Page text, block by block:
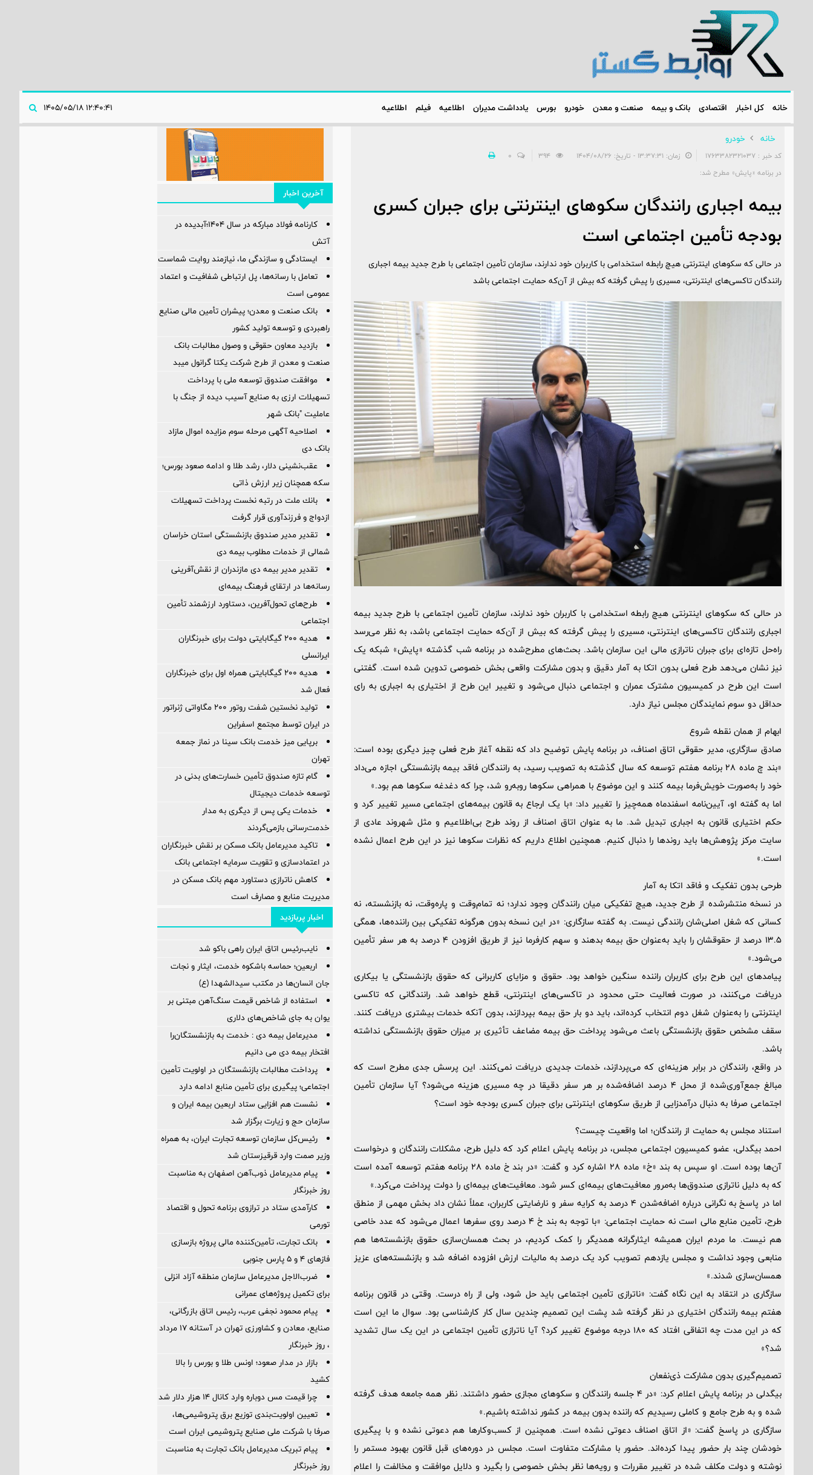
خانه کل اخبار اقتصادی بانک و بیمه صنعت و معدن خودرو بورس یادداشت مدیران اطلاعیه‌ فیلم اطلاعیه‌
خانه خودرو
کد خبر : 1763382321037 زمان: ۱۳:۳۷:۳۱ - تاریخ: ۱۴۰۴/۰۸/۲۶
0
در برنامه «پایش» مطرح شد:
بیمه اجباری رانندگان سکوهای اینترنتی برای جبران کسری
بودجه تأمین اجتماعی است
در حالی که سکوهای اینترنتی هیچ رابطه استخدامی با کاربران خود ندارند، سازمان تأمین اجتماعی با طرح جدید بیمه اجباری
رانندگان تاکسی‌های اینترنتی، مسیری را پیش گرفته که بیش از آن‌که حمایت اجتماعی باشد
در حالی که سکوهای اینترنتی هیچ رابطه استخدامی با کاربران خود ندارند، سازمان تأمین اجتماعی با طرح جدید بیمه
اجباری رانندگان تاکسی‌های اینترنتی، مسیری را پیش گرفته که بیش از آن‌که حمایت اجتماعی باشد، به نظر می‌رسد
راه‌حل تازه‌ای برای جبران ناترازی مالی این سازمان باشد. بحث‌های مطرح‌شده در برنامه شب گذشته «پایش» شبکه یک
نیز نشان می‌دهد طرح فعلی بدون اتکا به آمار دقیق و بدون مشارکت واقعی بخش خصوصی تدوین شده است. گفتنی
است این طرح در کمیسیون مشترک عمران و اجتماعی دنبال می‌شود و تغییر این طرح از اختیاری به اجباری به رای
حداقل دو سوم نمایندگان مجلس نیاز دارد.
ابهام از همان نقطه شروع
صادق سازگاری، مدیر حقوقی اتاق اصناف، در برنامه پایش توضیح داد که نقطه آغاز طرح فعلی چیز دیگری بوده است:
«بند چ ماده 28 برنامه هفتم توسعه که سال گذشته به تصویب رسید، به رانندگان فاقد بیمه بازنشستگی اجازه می‌داد
خود را به‌صورت خویش‌فرما بیمه کنند و این موضوع با همراهی سکوها روبه‌رو شد، چرا که دغدغه سکوها هم بود.»
اما به گفته او، آیین‌نامه اسفندماه همه‌چیز را تغییر داد: «با یک ارجاع به قانون بیمه‌های اجتماعی مسیر تغییر کرد و
حکم اختیاری قانون به اجباری تبدیل شد. ما به عنوان اتاق اصناف از روند طرح بی‌اطلاعیم و مثل شهروند عادی از
سایت مرکز پژوهش‌ها باید روندها را دنبال کنیم. همچنین اطلاع داریم که نظرات سکوها نیز در این طرح اعمال نشده
است.»
طرحی بدون تفکیک و فاقد اتکا به آمار
در نسخه منتشرشده از طرح جدید، هیچ تفکیکی میان رانندگان وجود ندارد؛ نه تمام‌وقت و پاره‌وقت، نه بازنشسته، نه
کسانی که شغل اصلی‌شان رانندگی نیست. به گفته سازگاری: «در این نسخه بدون هرگونه تفکیکی بین راننده‌ها، همگی
13.5 درصد از حقوقشان را باید به‌عنوان حق بیمه بدهند و سهم کارفرما نیز از طریق افزودن 4 درصد به هر سفر تأمین
می‌شود.»
پیامدهای این طرح برای کاربران راننده سنگین خواهد بود. حقوق و مزایای کاربرانی که حقوق بازنشستگی یا بیکاری
دریافت می‌کنند، در صورت فعالیت حتی محدود در تاکسی‌های اینترنتی، قطع خواهد شد. رانندگانی که تاکسی
اینترنتی را به‌عنوان شغل دوم انتخاب کرده‌اند، باید دو بار حق بیمه بپردازند، بدون آنکه خدمات بیشتری دریافت کنند.
سقف مشخص حقوق بازنشستگی باعث می‌شود پرداخت حق بیمه مضاعف تأثیری بر میزان حقوق بازنشستگی نداشته
باشد.
در واقع، رانندگان در برابر هزینه‌ای که می‌پردازند، خدمات جدیدی دریافت نمی‌کنند. این پرسش جدی مطرح است که
مبالغ جمع‌آوری‌شده از محل 4 درصد اضافه‌شده بر هر سفر دقیقا در چه مسیری هزینه می‌شود؟ آیا سازمان تأمین
اجتماعی صرفا به دنبال درآمدزایی از طریق سکوهای اینترنتی برای جبران کسری بودجه خود است؟
استناد مجلس به حمایت از رانندگان؛ اما واقعیت چیست؟
احمد بیگدلی، عضو کمیسیون اجتماعی مجلس، در برنامه پایش اعلام کرد که دلیل طرح، مشکلات رانندگان و درخواست
آن‌ها بوده است. او سپس به بند «خ» ماده 28 اشاره کرد و گفت: «در بند خ ماده 28 برنامه هفتم توسعه آمده است
که به دلیل ناترازی صندوق‌ها به‌مرور معافیت‌های بیمه‌ای کسر شود. معافیت‌های بیمه‌ای را دولت پرداخت می‌کرد.»
اما در پاسخ به نگرانی درباره اضافه‌شدن 4 درصد به کرایه سفر و نارضایتی کاربران، عملاً نشان داد بخش مهمی از منطق
طرح، تأمین منابع مالی است نه حمایت اجتماعی: «با توجه به بند خ 4 درصد روی سفرها اعمال می‌شود که عدد خاصی
هم نیست. ما مردم ایران همیشه ایثارگرانه همدیگر را کمک کردیم، در بحث همسان‌سازی حقوق بازنشسته‌ها هم
منابعی وجود نداشت و مجلس یازدهم تصویب کرد یک درصد به مالیات ارزش افزوده اضافه شد و بازنشسته‌های عزیز
همسان‌سازی شدند.»
سازگاری در انتقاد به این نگاه گفت: «ناترازی تأمین اجتماعی باید حل شود، ولی از راه درست. وقتی در قانون برنامه
هفتم بیمه رانندگان اختیاری در نظر گرفته شد پشت این تصمیم چندین سال کار کارشناسی بود. سوال ما این است
که در این مدت چه اتفاقی افتاد که 180 درجه موضوع تغییر کرد؟ آیا ناترازی تأمین اجتماعی در این یک سال تشدید
شد؟»
تصمیم‌گیری بدون مشارکت ذی‌نفعان
بیگدلی در برنامه پایش اعلام کرد: «در 4 جلسه رانندگان و سکوهای مجازی حضور داشتند. نظر همه جامعه هدف گرفته
شده و به طرح جامع و کاملی رسیدیم که راننده بدون بیمه در کشور نداشته باشیم.»
سازگاری در پاسخ گفت: «از اتاق اصناف دعوتی نشده است. همچنین از کسب‌و‌کارها هم دعوتی نشده و با پیگیری
خودشان چند بار حضور پیدا کرده‌اند. حضور با مشارکت متفاوت است. مجلس در دوره‌های قبل قانون بهبود مستمر را
نوشته و دولت مکلف شده در تغییر مقررات و رویه‌ها نظر بخش خصوصی را بگیرد و دلایل موافقت و مخالفت را اعلام
آخرین اخبار
کارنامه فولاد مبارکه در سال ۱۴۰۴؛آبدیده در
آتش
ایستادگی و سازندگی ما، نیازمند روایت شماست
تعامل با رسانه‌ها، پل ارتباطی شفافیت و اعتماد
عمومی است
بانک صنعت و معدن؛ پیشران تأمین مالی صنایع
راهبردی و توسعه تولید کشور
بازدید معاون حقوقی و وصول مطالبات بانک
صنعت و معدن از طرح شرکت یکتا گرانول میبد
موافقت صندوق توسعه ملی با پرداخت
تسهیلات ارزی به صنایع آسیب دیده از جنگ با
عاملیت "بانک شهر
اصلاحیه آگهی مرحله سوم مزایده اموال مازاد
بانک دی
عقب‌نشینی دلار، رشد طلا و ادامه صعود بورس؛
سکه همچنان زیر ارزش ذاتی
بانك ملت در رتبه نخست پرداخت تسهیلات
ازدواج و فرزندآوری قرار گرفت
تقدیر مدیر صندوق بازنشستگی استان خراسان
شمالی از خدمات مطلوب بیمه دی
تقدیر مدیر بیمه دی مازندران از نقش‌آفرینی
رسانه‌ها در ارتقای فرهنگ بیمه‌ای
طرح‌های تحول‌آفرین، دستاورد ارزشمند تأمین
اجتماعی
هدیه ۲۰۰ گیگابایتی دولت برای خبرنگاران
ایرانسلی
هدیه ۲۰۰ گیگابایتی همراه اول برای خبرنگاران
فعال شد
تولید نخستین شفت روتور ۲۰۰ مگاواتی ژنراتور
در ایران توسط مجتمع اسفراین
برپایی میز خدمت بانک سینا در نماز جمعه
تهران
گام تازه صندوق تأمین خسارت‌های بدنی در
توسعه خدمات دیجیتال
خدمات یکی پس از دیگری به مدار
خدمت‌رسانی بازمی‌گردند
تاکید مدیرعامل بانک مسکن بر نقش خبرنگاران
در اعتمادسازی و تقویت سرمایه اجتماعی بانک
کاهش ناترازی دستاورد مهم بانک مسکن در
مدیریت منابع و مصارف است
اخبار پربازدید
نایب‌رئیس اتاق ایران راهی باکو شد
اربعین؛ حماسه باشکوه خدمت، ایثار و نجات
جان انسان‌ها در مکتب سیدالشهدا (ع)
استفاده از شاخص قیمت سنگ‌آهن مبتنی بر
یوان به جای شاخص‌های دلاری
مدیرعامل بیمه دی : خدمت به بازنشستگان‌را
افتخار بیمه دی می دانیم
پرداخت مطالبات بازنشستگان در اولویت تأمین
اجتماعی؛ پیگیری برای تأمین منابع ادامه دارد
نشست هم افزایی ستاد اربعین بیمه ایران و
سازمان حج و زیارت برگزار شد
رئیس‌کل سازمان توسعه تجارت ایران، به همراه
وزیر صمت وارد قرقیزستان شد
پیام مدیرعامل ذوب‌آهن اصفهان به مناسبت
روز خبرنگار
کارآمدی ستاد در ترازوی برنامه تحول و اقتصاد
تورمی
بانک تجارت، تأمین‌کننده مالی پروژه بازسازی
فازهای ۴ و ۵ پارس جنوبی
ضرب‌الاجل مدیرعامل سازمان منطقه آزاد انزلی
برای تكمیل پروژه‌های عمرانی
پیام محمود نجفی عرب، رئیس اتاق بازرگانی،
صنایع، معادن و کشاورزی تهران در آستانه 17 مرداد
، روز خبرنگار
بازار در مدار صعود؛ اونس طلا و بورس را بالا
کشید
چرا قیمت مس دوباره وارد کانال ۱۴ هزار دلار شد
تعیین اولویت‌بندی توزیع برق پتروشیمی‌ها،
صرفا با شرکت ملی صنایع پتروشیمی ایران است
پیام تبریک مدیرعامل بانک تجارت به مناسبت
روز خبرنگار